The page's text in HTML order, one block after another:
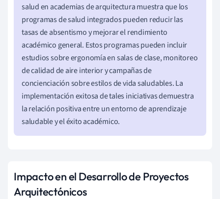
salud en academias de arquitectura muestra que los
programas de salud integrados pueden reducir las
tasas de absentismo y mejorar el rendimiento
académico general. Estos programas pueden incluir
estudios sobre ergonomía en salas de clase, monitoreo
de calidad de aire interior y campañas de
concienciación sobre estilos de vida saludables. La
implementación exitosa de tales iniciativas demuestra
la relación positiva entre un entorno de aprendizaje
saludable y el éxito académico.
Impacto en el Desarrollo de Proyectos
Arquitectónicos